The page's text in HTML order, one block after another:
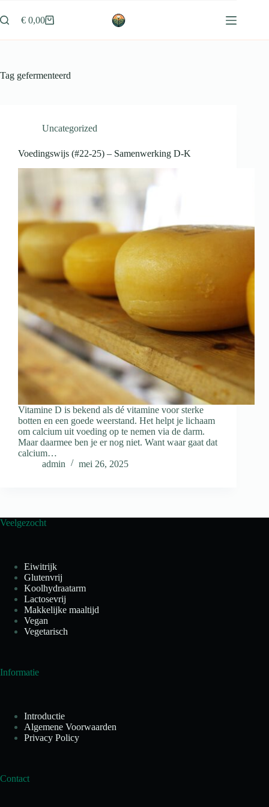
naar
de
Winkelwagen
€ 0,00
Tag gefermenteerd
Uncategorized
Voedingswijs (#22-25) – Samenwerking D-K
Vitamine D is bekend als dé vitamine voor sterke
botten en een goede weerstand. Het helpt je lichaam
om calcium uit voeding op te nemen via de darm.
Maar daarmee ben je er nog niet. Want waar gaat dat
calcium…
admin
mei 26, 2025
Veelgezocht
Eiwitrijk
Glutenvrij
Koolhydraatarm
Lactosevrij
Makkelijke maaltijd
Vegan
Vegetarisch
Informatie
Introductie
Algemene Voorwaarden
Privacy Policy
Contact